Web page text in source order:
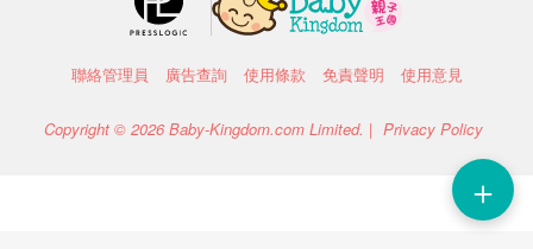
＋
聯絡管理員 廣告查詢 使用條款 免責聲明 使用意見
Copyright © 2026 Baby-Kingdom.com Limited. | Privacy Policy